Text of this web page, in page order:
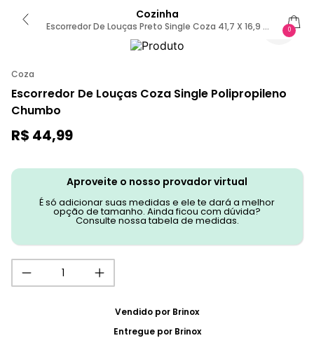
Cozinha
Escorredor De Louças Preto Single Coza 41,7 X 16,9 X
9 Cm Preto
0
Coza
Escorredor De Louças Coza Single Polipropileno
Chumbo
R$ 44,99
Aproveite o nosso provador virtual
É só adicionar suas medidas e ele te dará a melhor
opção de tamanho. Ainda ficou com dúvida?
Consulte nossa tabela de medidas.
Vendido por Brinox
Entregue por Brinox